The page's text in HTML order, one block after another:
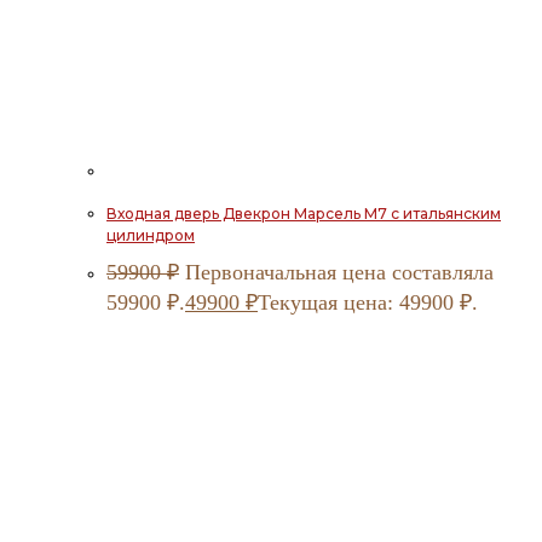
Входная дверь Двекрон Марсель М7 с итальянским
цилиндром
59900₽ Первоначальная цена составляла
59900 ₽.49900 ₽Текущая цена: 49900 ₽.